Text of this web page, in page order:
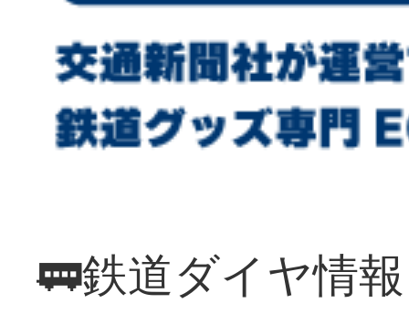
🚃鉄道ダイヤ情